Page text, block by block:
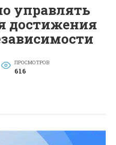
управлять
достижения
ПРОСМОТРОВ
616